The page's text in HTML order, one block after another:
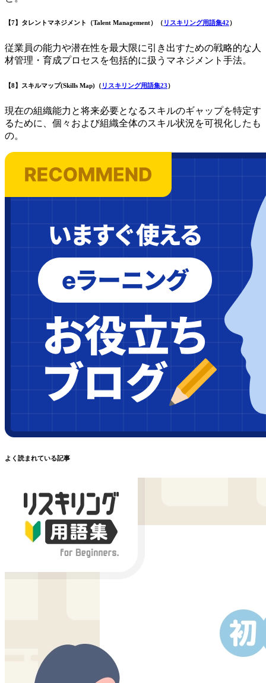
【7】タレントマネジメント（Talent Management）（ リスキリング用語集42）
従業員の能力や潜在性を最大限に引き出すための戦略的な人
材管理・育成プロセスを包括的に扱うマネジメント手法。
【8】スキルマップ(Skills Map)（ リスキリング用語集23）
現在の組織能力と将来必要となるスキルのギャップを特定す
るために、個々および組織全体のスキル状況を可視化したも
の。
よく読まれている記事